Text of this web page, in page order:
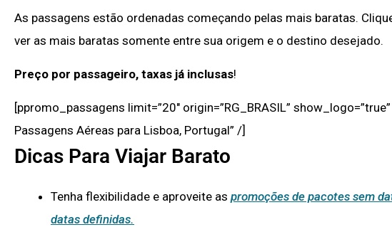
As passagens estão ordenadas começando pelas mais baratas.
ver as mais baratas somente entre sua origem e o destino desejado.
Preço por passageiro, taxas já inclusas!
[ppromo_passagens limit=”20″ origin=”RG_BRASIL”
Passagens Aéreas para Lisboa, Portugal” /]
Dicas Para Viajar Barato
Tenha flexibilidade e aproveite as promoções de pacotes sem
datas definidas.